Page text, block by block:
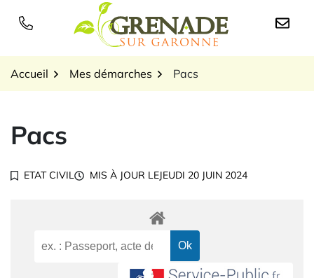
Logo Grenade sur
Accueil Mes démarches Pacs
Pacs
ETAT CIVIL MIS À JOUR LEJEUDI 20 JUIN 2024